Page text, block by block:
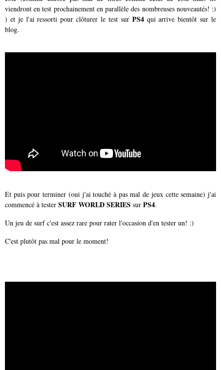
viendront en test prochainement en parallèle des nombreuses nouveautés! :)
) et je l'ai ressorti pour clôturer le test sur PS4qui arrive bientôt sur le
blog.
Et puis pour terminer (oui j'ai touché à pas mal de jeux cette semaine) j'ai
commencé à tester SURF WORLD SERIES sur PS4.
Un jeu de surf c'est assez rare pour rater l'occasion d'en tester un! :)
C'est plutôt pas mal pour le moment!